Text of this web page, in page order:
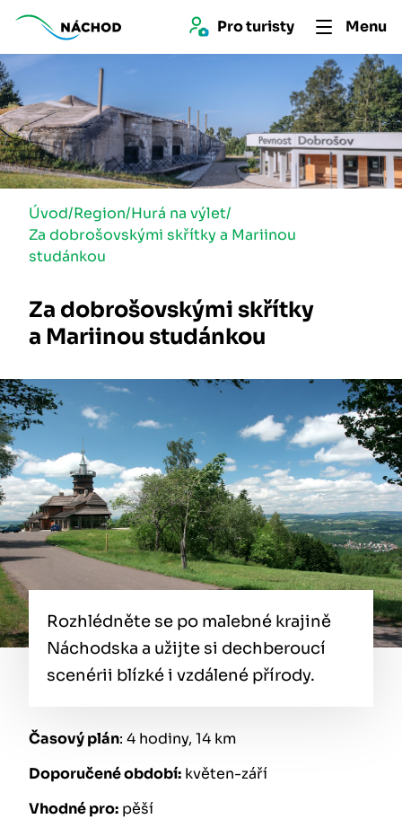
Pro turisty Menu
Úvod/Region/Hurá na výlet/
Za dobrošovskými skřítky a Mariinou
studánkou
Za dobrošovskými skřítky
a Mariinou studánkou
Rozhlédněte se po malebné krajině
Náchodska a užijte si dechberoucí
scenérii blízké i vzdálené přírody.
Časový plán: 4 hodiny, 14 km
Doporučené období: květen-září
Vhodné pro: pěší